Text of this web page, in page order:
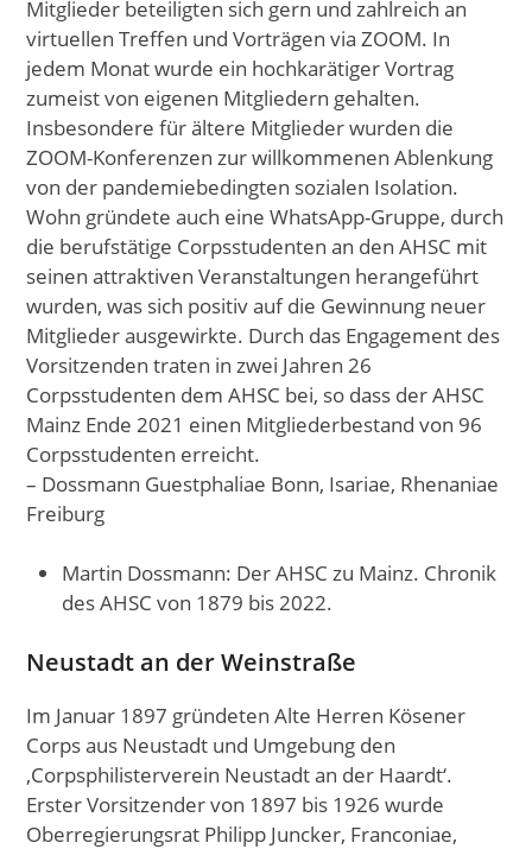
Mitglieder beteiligten sich gern und zahlreich an
virtuellen Treffen und Vorträgen via ZOOM. In
jedem Monat wurde ein hochkarätiger Vortrag
zumeist von eigenen Mitgliedern gehalten.
Insbesondere für ältere Mitglieder wurden die
ZOOM-Konferenzen zur willkommenen Ablenkung
von der pandemiebedingten sozialen Isolation.
Wohn gründete auch eine WhatsApp-Gruppe, durch
die berufstätige Corpsstudenten an den AHSC mit
seinen attraktiven Veranstaltungen herangeführt
wurden, was sich positiv auf die Gewinnung neuer
Mitglieder ausgewirkte. Durch das Engagement des
Vorsitzenden traten in zwei Jahren 26
Corpsstudenten dem AHSC bei, so dass der AHSC
Mainz Ende 2021 einen Mitgliederbestand von 96
Corpsstudenten erreicht.
– Dossmann Guestphaliae Bonn, Isariae, Rhenaniae
Freiburg
Martin Dossmann: Der AHSC zu Mainz. Chronik
des AHSC von 1879 bis 2022.
Neustadt an der Weinstraße
Im Januar 1897 gründeten Alte Herren Kösener
Corps aus Neustadt und Umgebung den
‚Corpsphilisterverein Neustadt an der Haardt‘.
Erster Vorsitzender von 1897 bis 1926 wurde
Oberregierungsrat Philipp Juncker, Franconiae,